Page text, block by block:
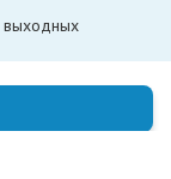
выходных